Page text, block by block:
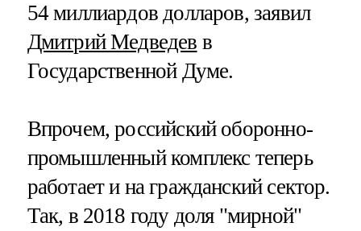
54 миллиардов долларов, заявил
Дмитрий Медведев в
Государственной Думе.
Впрочем, российский оборонно-
промышленный комплекс теперь
работает и на гражданский сектор.
Так, в 2018 году доля "мирной"